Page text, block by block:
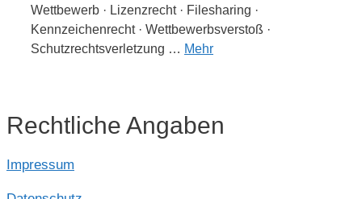
Wettbewerb · Lizenzrecht · Filesharing ·
Kennzeichenrecht · Wettbewerbsverstoß ·
Schutzrechtsverletzung … Mehr
Rechtliche Angaben
Impressum